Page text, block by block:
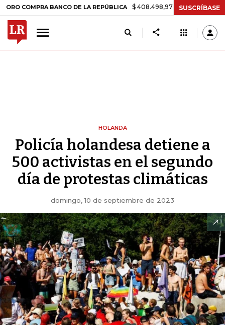
BANCO DE LA REPÚBLICA $ 408.498,97 +$ 8.753,81 +2,19%
SUSCRÍBASE
HOLANDA
Policía holandesa detiene a
500 activistas en el segundo
día de protestas climáticas
domingo, 10 de septiembre de 2023